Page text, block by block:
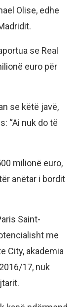
Olise, edhe
se Real
euro për
se këtë javë,
“Ai nuk do të
milionë euro,
anëtar i bordit
Saint-
me
City, akademia
17, nuk